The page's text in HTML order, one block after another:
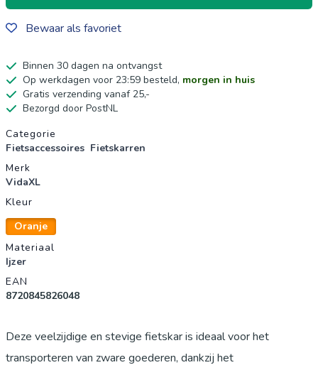
Bewaar als favoriet
Binnen 30 dagen na ontvangst
Op werkdagen voor 23:59 besteld, morgen in huis
Gratis verzending vanaf 25,-
Bezorgd door PostNL
Productgegevens
Categorie
Fietsaccessoires Fietskarren
Merk
VidaXL
Kleur
Oranje
Materiaal
Ijzer
EAN
8720845826048
Deze veelzijdige en stevige fietskar is ideaal voor het
transporteren van zware goederen, dankzij het